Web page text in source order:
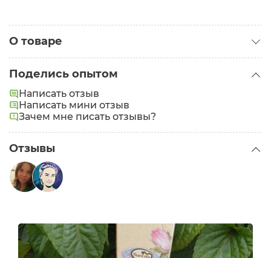
О товаре
Поделись опытом
Написать отзыв
Написать мини отзыв
Зачем мне писать отзывы?
Отзывы